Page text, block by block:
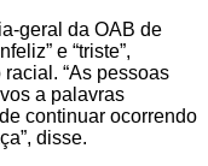
geral da OAB de
e “triste”,
“As pessoas
a palavras
continuar ocorrendo
disse.